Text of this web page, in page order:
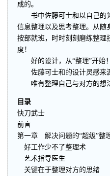
成的。
书中佐藤可士和以自己的知
信息整理以及思考整理。从随
按部就班，时时刻刻磨练整理
度！
好的设计，从“整理”开始！
佐藤可士和的设计灵感来源
唯有整理自己与对方的想法
目录
快刀武士
前言
第一章 解决问题的“超级”整
好工作少不了整理术
艺术指导医生
关键在于整理对方的思绪